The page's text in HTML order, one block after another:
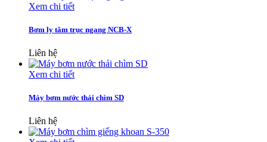
Xem chi tiết
Bơm ly tâm trục ngang NCB-X
Liên hệ
Xem chi tiết
Máy bơm nước thải chìm SD
Liên hệ